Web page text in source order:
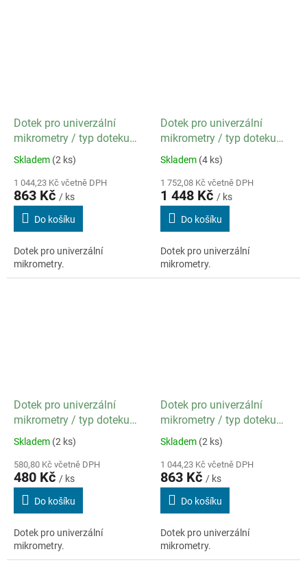
Dotek pro univerzální
mikrometry / typ doteku
Malý
Skladem (2 ks)
1 044,23 Kč včetně DPH
863 Kč / ks
Do košíku
Dotek pro univerzální
mikrometry.
Dotek pro univerzální
mikrometry / typ doteku
Nožový
Skladem (4 ks)
1 752,08 Kč včetně DPH
1 448 Kč / ks
Do košíku
Dotek pro univerzální
mikrometry.
Dotek pro univerzální
mikrometry / typ doteku
Plochý
Skladem (2 ks)
580,80 Kč včetně DPH
480 Kč / ks
Do košíku
Dotek pro univerzální
mikrometry.
Dotek pro univerzální
mikrometry / typ doteku
Talířkový
Skladem (2 ks)
1 044,23 Kč včetně DPH
863 Kč / ks
Do košíku
Dotek pro univerzální
mikrometry.